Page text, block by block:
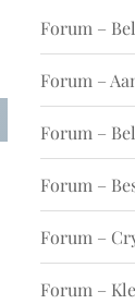
Forum –
Forum –
Forum –
Forum –
Forum –
Forum –